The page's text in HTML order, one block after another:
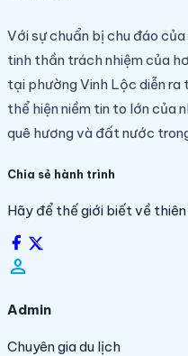
Với sự chuẩn bị chu đáo
tinh thần trách nhiệm của
tại phường Vinh Lộc diễn ra
thể hiện niềm tin to lớn của
quê hương và đất nước
Chia sẻ hành trình
Hãy để thế giới biết về
person_filled
Admin
Chuyên gia du lịch